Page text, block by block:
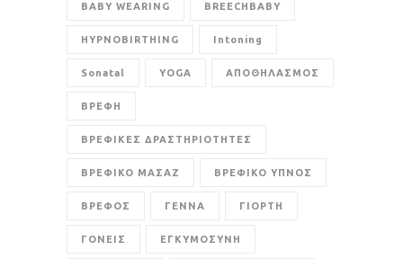
BABY WEARING BREECHBABY
HYPNOBIRTHING Intoning
Sonatal YOGA ΑΠΟΘΗΛΑΣΜΟΣ
ΒΡΕΦΗ
ΒΡΕΦΙΚΕΣ ΔΡΑΣΤΗΡΙΟΤΗΤΕΣ
ΒΡΕΦΙΚΟ ΜΑΣΑΖ ΒΡΕΦΙΚΟ ΥΠΝΟΣ
ΒΡΕΦΟΣ ΓΕΝΝΑ ΓΙΟΡΤΗ
ΓΟΝΕΙΣ ΕΓΚΥΜΟΣΥΝΗ